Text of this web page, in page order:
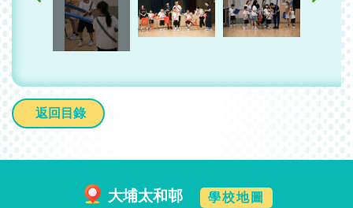
返回目錄
大埔太和邨 學校地圖